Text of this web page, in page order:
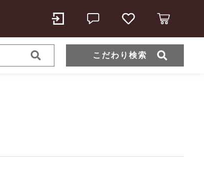
こだわり検索